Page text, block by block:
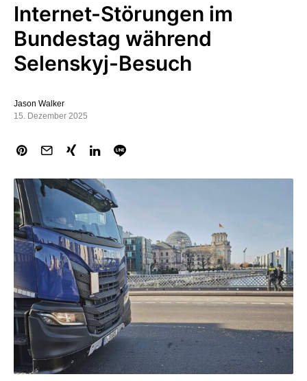
Internet-Störungen im
Bundestag während
Selenskyj-Besuch
Jason Walker
15. Dezember 2025